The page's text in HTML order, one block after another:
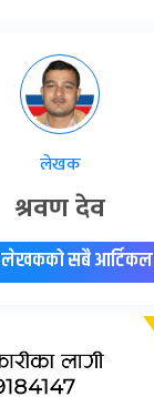
लेखक
श्रवण देव
लेखकको सबै आर्टिकल